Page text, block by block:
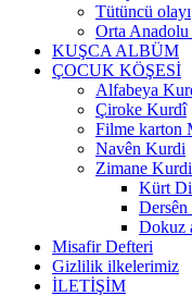
Tütüncü olayı
Orta
KUŞCA ALBÜM
ÇOCUK KÖŞESİ
Alfabeya
Çiroke Kurdî
Filme karton
Navên Kurdi
Zimane Kurdi
Kürt
Dokuz
Misafir Defteri
Gizlilik ilkelerimiz
İLETİŞİM